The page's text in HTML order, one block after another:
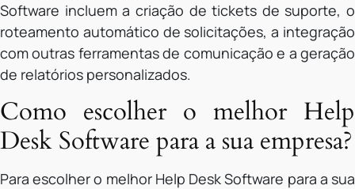
Software incluem a criação de tickets de suporte, o
roteamento automático de solicitações, a integração
com outras ferramentas de comunicação e a geração
de relatórios personalizados.
Como escolher o melhor Help
Desk Software para a sua empresa?
Para escolher o melhor Help Desk Software para a sua